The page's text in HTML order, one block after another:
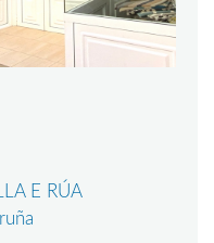
E RÚA